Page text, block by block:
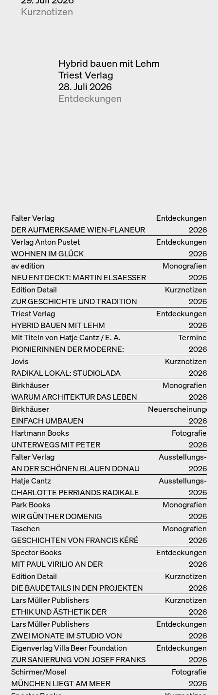
Kurznotizen
Hybrid bauen mit Lehm
Triest Verlag
28. Juli 2026
Entdeckungen
Entdeckungen
DER AUFMERKSAME WIEN-FLANEUR
Falter Verlag
2026
Entdeckungen
WOHNEN IM GLÜCK
Verlag Anton Pustet
2026
Monografien
NEU ENTDECKT: MARTIN ELSAESSER
av edition
2026
Kurznotizen
ZUR GESCHICHTE UND TRADITION
VON LEHMBAUTEN
Edition Detail
2026
Entdeckungen
HYBRID BAUEN MIT LEHM
Triest Verlag
2026
Termine
PIONIERINNEN DER MODERNE:
DANKE FÜR DAS INTERESSE AN
UNSERER DRITTEN BÜCHERSOIRÉE!
Mit Titeln von Hatje Cantz / E. A.
Seemann / Promedia
2026
Kurznotizen
RADIKAL LOKAL: STUDIOLADA
Jovis
2026
Monografien
WARUM ARCHITEKTUR DAS LEBEN
VERBESSERN KANN: ANNA
HERINGER
Birkhäuser
2026
Neuerscheinungen
EINFACH UMBAUEN
Birkhäuser
2026
Fotografie
UNTERWEGS MIT PETER
BIALOBRZESKI
Hartmann Books
2026
Ausstellungs­
kataloge
AN DER SCHÖNEN BLAUEN DONAU
Falter Verlag
2026
Ausstellungs­
kataloge
CHARLOTTE PERRIANDS RADIKALE
IDEEN ZUM WOHNEN
Hatje Cantz
2026
Monografien
WIR GÜNTHER DOMENIG
Park Books
2026
Monografien
GESCHICHTEN VON FRANCIS KÉRÉ
Taschen
2026
Entdeckungen
MIT PAUL VIRILIO AN DER
ATLANTIKKÜSTE
Spector Books
2026
Kurznotizen
DIE BAUDETAILS IN DEN PROJEKTEN
VON HERZOG & DE MEURON
Edition Detail
2026
Kurznotizen
ETHIK UND ÄSTHETIK DER
LANDSCHAFT: ROBERTO BURLE
MARX
Lars Müller Publishers
2026
Entdeckungen
ZWEI MONATE IM STUDIO VON
OSCAR NIEMEYER AN DER
COPACABANA
Lars Müller Publishers
2026
Entdeckungen
ZUR SANIERUNG VON JOSEF FRANKS
VILLA BEER
Eigenverlag Villa Beer Foundation
2026
Fotografie
MÜNCHEN LIEGT AM MEER
Schirmer/Mosel
2026